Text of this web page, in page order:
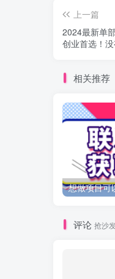
上一篇
2024最新单
创业首选！
相关推荐
评论 抢沙